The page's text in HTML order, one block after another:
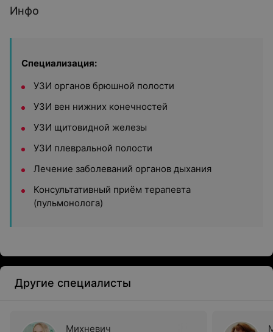
Инфо
Специализация:
УЗИ органов брюшной полости
УЗИ вен нижних конечностей
УЗИ щитовидной железы
УЗИ плевральной полости
Лечение заболеваний органов дыхания
Консультативный приём терапевта
(пульмонолога)
Другие специалисты
Михневич